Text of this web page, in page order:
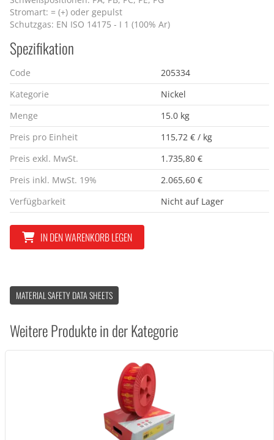
Stromart: = (+) oder gepulst
Schutzgas: EN ISO 14175 - I 1 (100% Ar)
Spezifikation
Code
205334
Kategorie
Nickel
Menge
15.0 kg
Preis pro Einheit
115,72 € / kg
Preis exkl. MwSt.
1.735,80 €
Preis inkl. MwSt. 19%
2.065,60 €
Verfügbarkeit
Nicht auf Lager
IN DEN WARENKORB LEGEN
MATERIAL SAFETY DATA SHEETS
Weitere Produkte in der Kategorie